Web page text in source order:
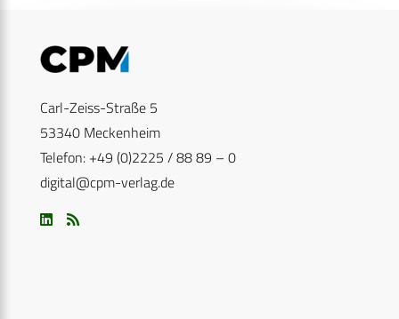
Carl-Zeiss-Straße 5
53340 Meckenheim
Telefon: +49 (0)2225 / 88 89 – 0
digital@cpm-verlag.de